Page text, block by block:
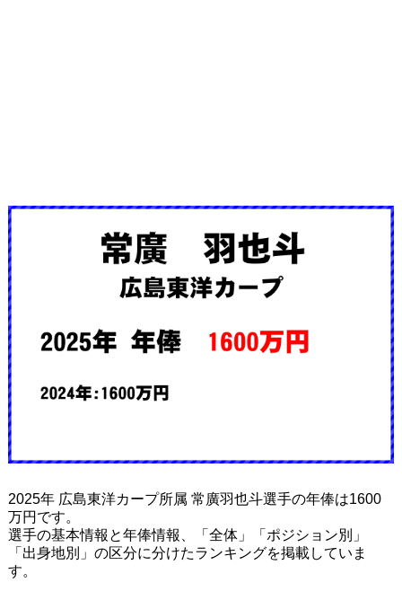
2025年 広島東洋カープ所属 常廣羽也斗選手の年俸は1600
万円です。
選手の基本情報と年俸情報、「全体」「ポジション別」
「出身地別」の区分に分けたランキングを掲載していま
す。